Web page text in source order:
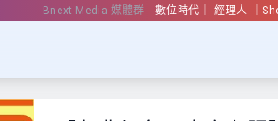
Bnext Media 媒體群 數位時代 經理人